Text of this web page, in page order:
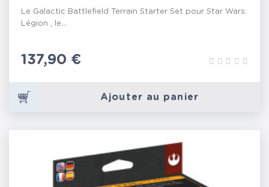
Le Galactic Battlefield Terrain Starter Set pour Star Wars:
Légion , le...
Prix
137,90 €
Ajouter au panier